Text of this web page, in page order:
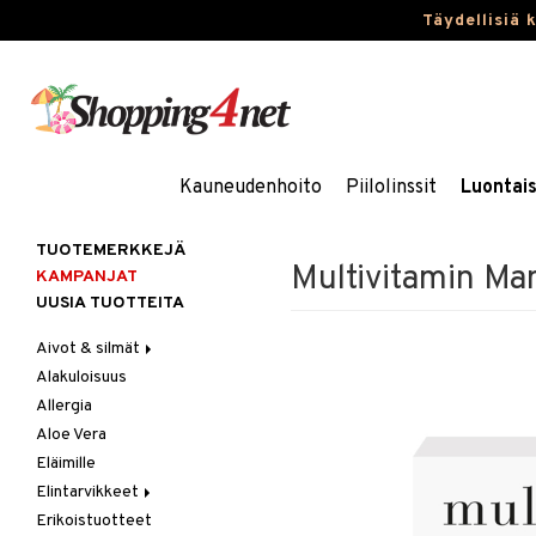
Täydellisiä
Kauneudenhoito Piilolinssit
Multivitamin
TUOTEMERKKEJÄ
KAMPANJAT
UUSIA TUOTTEITA
Aivot & silmät
Muisti
Rasvahapot
Silmät
Alakuloisuus
Allergia
Aloe Vera
Eläimille
Elintarvikkeet
Hedelmät & pähkinät
Erikoistuotteet